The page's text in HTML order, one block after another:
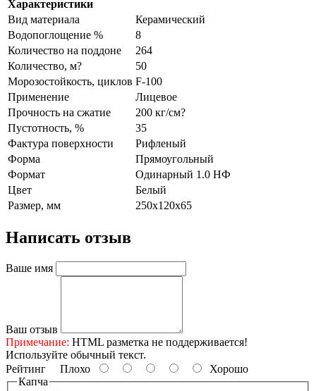
Характеристики
Вид материала
Керамический
Водопоглощение %
8
Количество на поддоне
264
Количество, м?
50
Морозостойкость, циклов F-100
Применение
Лицевое
Прочность на сжатие
200 кг/см?
Пустотность, %
35
Фактура поверхности
Рифленый
Форма
Прямоугольный
Формат
Одинарный 1.0 НФ
Цвет
Белый
Размер, мм
250х120х65
Написать отзыв
Ваше имя
Ваш отзыв
Примечание: HTML разметка не поддерживается!
Используйте обычный текст.
Рейтинг Плохо
Хорошо
Капча